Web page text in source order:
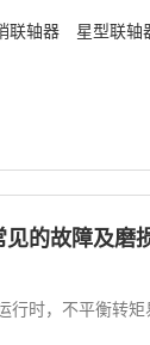
联轴器 星型联轴
的故障及磨
行时，不平衡转